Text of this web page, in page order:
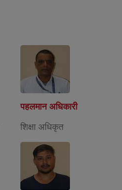
पहलमान अधिकारी
शिक्षा अधिकृत